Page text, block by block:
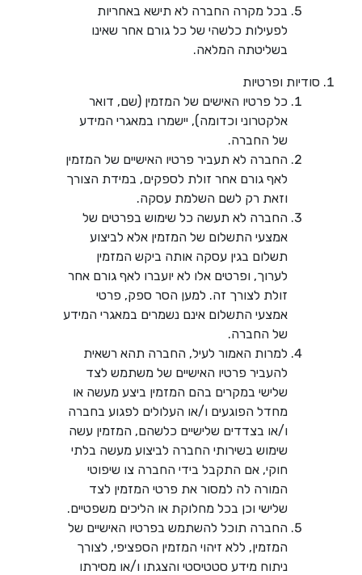
בכל מקרה החברה לא תישא באחריות
לפעילות כלשהי של כל גורם אחר שאינו
בשליטתה המלאה.
סודיות ופרטיות
כל פרטיו האישים של המזמין (שם, דואר
אלקטרוני וכדומה), יישמרו במאגרי המידע
של החברה.
החברה לא תעביר פרטיו האישיים של המזמין
לאף גורם אחר זולת לספקים, במידת הצורך
וזאת רק לשם השלמת עסקה.
החברה לא תעשה כל שימוש בפרטים של
אמצעי התשלום של המזמין אלא לביצוע
תשלום בגין עסקה אותה ביקש המזמין
לערוך, ופרטים אלו לא יועברו לאף גורם אחר
זולת לצורך זה. למען הסר ספק, פרטי
אמצעי התשלום אינם נשמרים במאגרי המידע
של החברה.
למרות האמור לעיל, החברה תהא רשאית
להעביר פרטיו האישיים של משתמש לצד
שלישי במקרים בהם המזמין ביצע מעשה או
מחדל הפוגעים ו/או העלולים לפגוע בחברה
ו/או בצדדים שלישיים כלשהם, המזמין עשה
שימוש בשירותי החברה לביצוע מעשה בלתי
חוקי, אם התקבל בידי החברה צו שיפוטי
המורה לה למסור את פרטי המזמין לצד
שלישי וכן בכל מחלוקת או הליכים משפטיים.
החברה תוכל להשתמש בפרטיו האישיים של
המזמין, ללא זיהוי המזמין הספציפי, לצורך
ניתוח מידע סטטיסטי והצגתו ו/או מסירתו